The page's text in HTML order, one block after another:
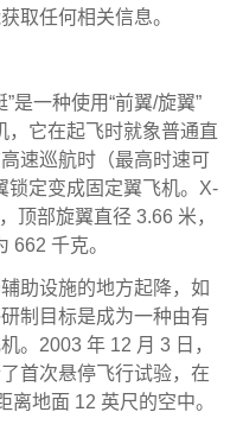
取任何相关信息。
一种使用“前翼/旋翼”
，它在起飞时就象普通直
速巡航时（最高时速可
锁定变成固定翼飞机。X-
顶部旋翼直径 3.66 米，
662 千克。
设施的地方起降，如
制目标是成为一种由有
。2003 年 12 月 3 日，
首次悬停飞行试验，在
地面 12 英尺的空中。